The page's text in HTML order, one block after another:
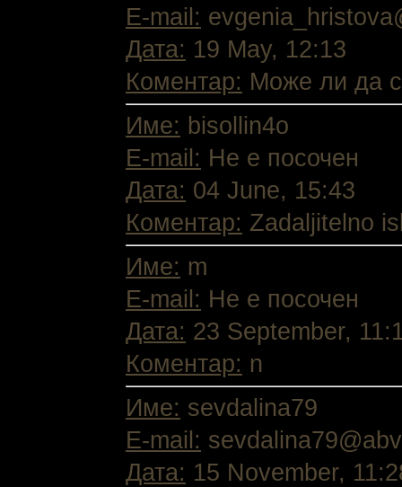
E-mail:
Дата: 19 May, 12:13
Коментар: Може ли да
Име: bisollin4o
E-mail: Не е посочен
Дата: 04 June, 15:43
Коментар: Zadaljitelno
Име: m
E-mail: Не е посочен
Дата: 23 September,
Коментар: n
Име: sevdalina79
E-mail:
Дата: 15 November,